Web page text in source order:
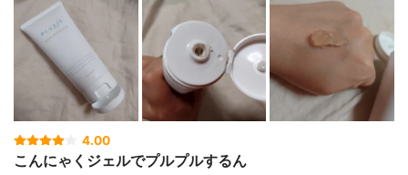
4.00
こんにゃくジェルでプルプルするん